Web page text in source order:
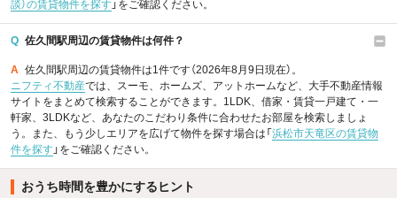
談）の賃貸物件を探す 」をご確認ください。
Q 佐久間駅周辺の賃貸物件は何件？
A 佐久間駅周辺の賃貸物件は1件です（2026年8月9日現在）。
ニフティ不動産では、スーモ、ホームズ、アットホームなど、大手不動産情報
サイトをまとめて検索することができます。1LDK、借家・賃貸一戸建て・一
軒家、3LDKなど、あなたのこだわり条件に合わせたお部屋を検索しましょ
う。また、もう少しエリアを広げて物件を探す場合は「浜松市天竜区の賃貸物
件を探す 」をご確認ください。
おうち時間を豊かにするヒント